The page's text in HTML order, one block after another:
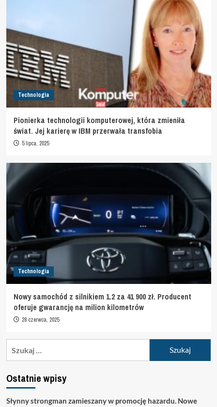
Technologia
Pionierka technologii komputerowej, która zmieniła
świat. Jej karierę w IBM przerwała transfobia
5 lipca, 2025
Technologia
Nowy samochód z silnikiem 1.2 za 41 900 zł. Producent
oferuje gwarancję na milion kilometrów
28 czerwca, 2025
Ostatnie wpisy
Słynny strongman zamieszany w promocję hazardu. Nowe